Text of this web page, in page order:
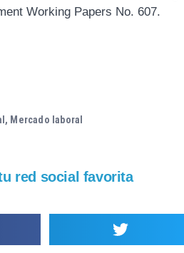
Working Papers No. 607.
, Mercado laboral
red social favorita